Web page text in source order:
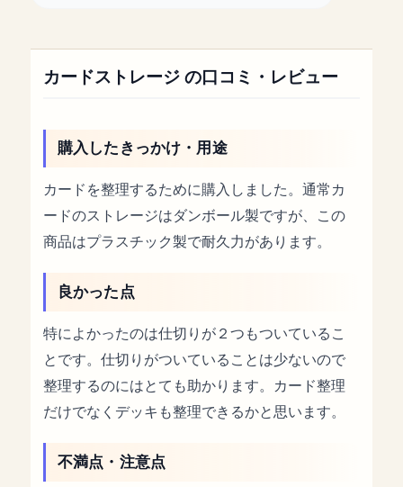
カードストレージ の口コミ・レビュー
購入したきっかけ・用途
カードを整理するために購入しました。通常カ
ードのストレージはダンボール製ですが、この
商品はプラスチック製で耐久力があります。
良かった点
特によかったのは仕切りが２つもついているこ
とです。仕切りがついていることは少ないので
整理するのにはとても助かります。カード整理
だけでなくデッキも整理できるかと思います。
不満点・注意点